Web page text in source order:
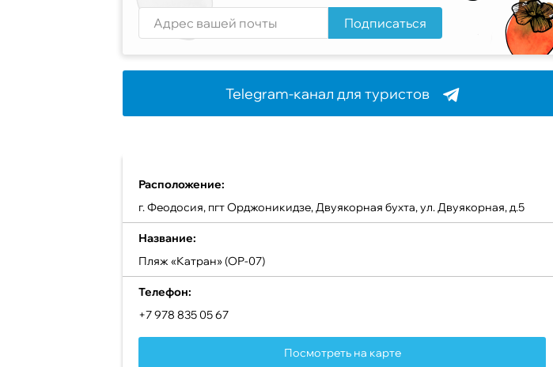
Подписаться
Telegram-канал для туристов
Расположение:
г. Феодосия, пгт Орджоникидзе, Двуякорная бухта, ул. Двуякорная, д.5
Название:
Пляж «Катран» (ОР-07)
Телефон:
+7 978 835 05 67
Посмотреть на карте